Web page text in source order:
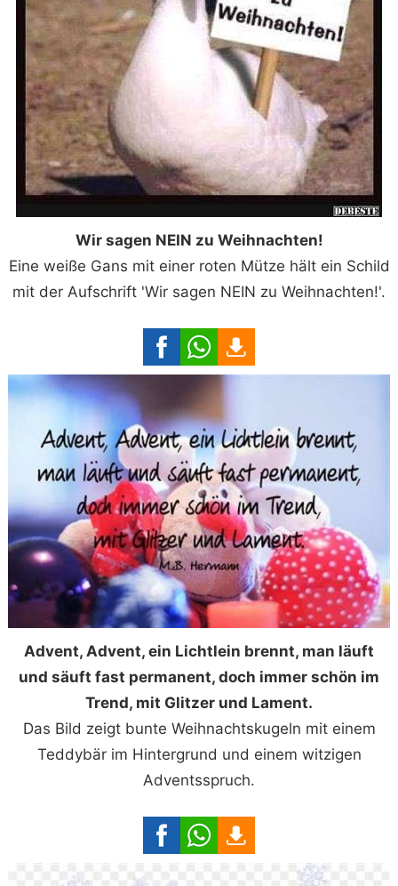
Wir sagen NEIN zu Weihnachten!
Eine weiße Gans mit einer roten Mütze hält ein Schild
mit der Aufschrift 'Wir sagen NEIN zu Weihnachten!'.
Advent, Advent, ein Lichtlein brennt, man läuft
und säuft fast permanent, doch immer schön im
Trend, mit Glitzer und Lament.
Das Bild zeigt bunte Weihnachtskugeln mit einem
Teddybär im Hintergrund und einem witzigen
Adventsspruch.